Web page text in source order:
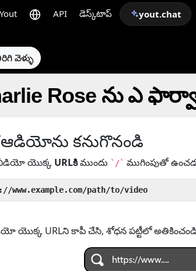
Yout API డెస్క్‌టాప్ yout.chat
వెళ్ళు
Rose ను ఎ
కనుగొనండి
యొక్క URLకిముందు `/` ముగింపుతో
www.example.com/path/to/video
URLని కాపీ చేసి, శోధన పట్టీలో